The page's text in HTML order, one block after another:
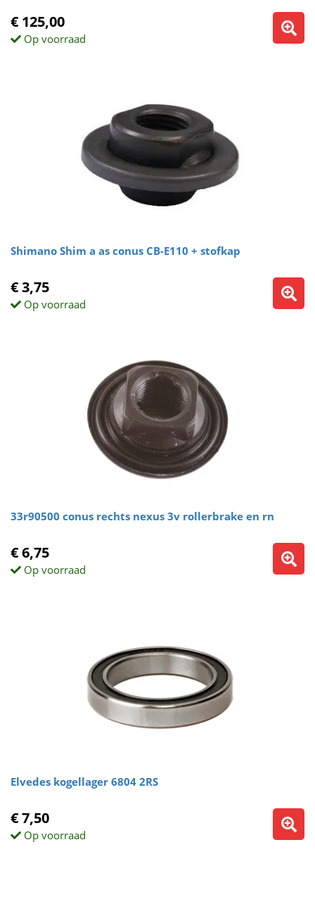
€ 125,00
Op voorraad
Shimano Shim a as conus CB-E110 + stofkap
€ 3,75
Op voorraad
33r90500 conus rechts nexus 3v rollerbrake en rn
€ 6,75
Op voorraad
Elvedes kogellager 6804 2RS
€ 7,50
Op voorraad